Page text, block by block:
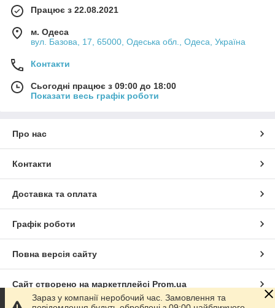
Працює з 22.08.2021
м. Одеса
вул. Базова, 17, 65000, Одеська обл., Одеса, Україна
Контакти
Сьогодні працює з 09:00 до 18:00
Показати весь графік роботи
Про нас
Контакти
Доставка та оплата
Графік роботи
Повна версія сайту
Сайт створено на маркетплейсі Prom.ua
Зараз у компанії неробочий час. Замовлення та